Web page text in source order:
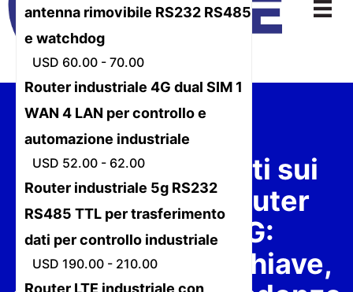
Approfondimenti sui
produttori di router
industriali 4G:
caratteristiche chiave,
antenna rimovibile RS232 RS485
e watchdog
USD 60.00 - 70.00
Router industriale 4G dual SIM 1
WAN 4 LAN per controllo e
automazione industriale
USD 52.00 - 62.00
Router industriale 5g RS232
RS485 TTL per trasferimento
dati per controllo industriale
USD 190.00 - 210.00
Router LTE industriale con